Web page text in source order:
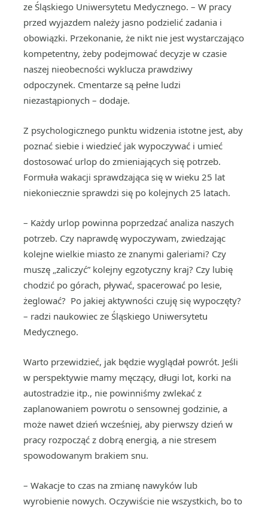
ze Śląskiego Uniwersytetu Medycznego. – W pracy
przed wyjazdem należy jasno podzielić zadania i
obowiązki. Przekonanie, że nikt nie jest wystarczająco
kompetentny, żeby podejmować decyzje w czasie
naszej nieobecności wyklucza prawdziwy
odpoczynek. Cmentarze są pełne ludzi
niezastąpionych – dodaje.
Z psychologicznego punktu widzenia istotne jest, aby
poznać siebie i wiedzieć jak wypoczywać i umieć
dostosować urlop do zmieniających się potrzeb.
Formuła wakacji sprawdzająca się w wieku 25 lat
niekoniecznie sprawdzi się po kolejnych 25 latach.
– Każdy urlop powinna poprzedzać analiza naszych
potrzeb. Czy naprawdę wypoczywam, zwiedzając
kolejne wielkie miasto ze znanymi galeriami? Czy
muszę „zaliczyć” kolejny egzotyczny kraj? Czy lubię
chodzić po górach, pływać, spacerować po lesie,
żeglować? Po jakiej aktywności czuję się wypoczęty?
– radzi naukowiec ze Śląskiego Uniwersytetu
Medycznego.
Warto przewidzieć, jak będzie wyglądał powrót. Jeśli
w perspektywie mamy męczący, długi lot, korki na
autostradzie itp., nie powinniśmy zwlekać z
zaplanowaniem powrotu o sensownej godzinie, a
może nawet dzień wcześniej, aby pierwszy dzień w
pracy rozpocząć z dobrą energią, a nie stresem
spowodowanym brakiem snu.
– Wakacje to czas na zmianę nawyków lub
wyrobienie nowych. Oczywiście nie wszystkich, bo to